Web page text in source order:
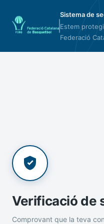
Sistema de
Estem
Federació
Verificació de
Comprovant que la teva